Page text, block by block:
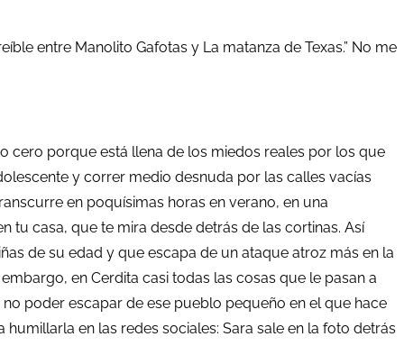
entre Manolito Gafotas y La matanza de Texas.” No me
cero porque está llena de los miedos reales por los que
y correr medio desnuda por las calles vacías
en poquísimas horas en verano, en una
tu casa, que te mira desde detrás de las cortinas. Así
de su edad y que escapa de un ataque atroz más en la
en Cerdita casi todas las cosas que le pasan a
poder escapar de ese pueblo pequeño en el que hace
en las redes sociales: Sara sale en la foto detrás